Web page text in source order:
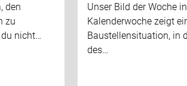
den
zu
du nicht…
Unser Bild der Woche
Kalenderwoche zeigt
Baustellensituation, in
des…